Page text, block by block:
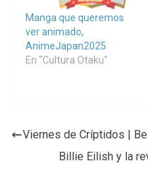
Manga que queremos
ver animado,
AnimeJapan2025
En "Cultura Otaku"
Viernes de Críptidos |
Billie Eilish y la